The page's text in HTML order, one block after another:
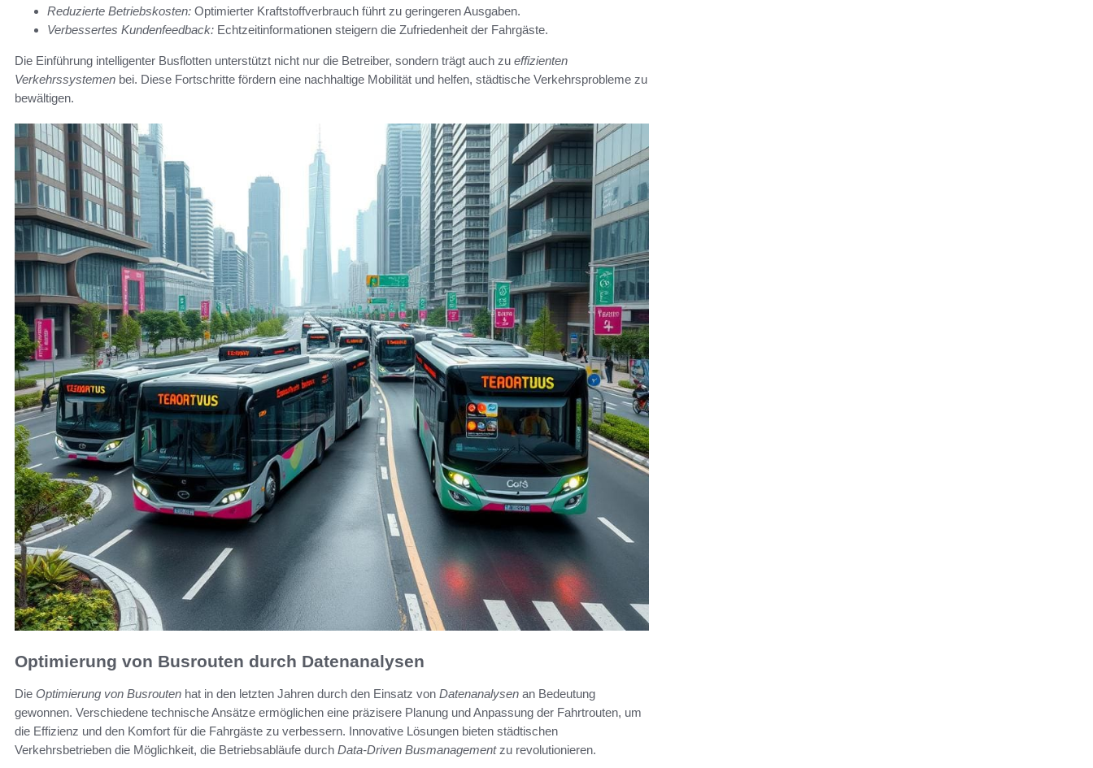
Reduzierte Betriebskosten: Optimierter Kraftstoffverbrauch führt zu geringeren Ausgaben.
Verbessertes Kundenfeedback: Echtzeitinformationen steigern die Zufriedenheit der Fahrgäste.
Die Einführung intelligenter Busflotten unterstützt nicht nur die Betreiber, sondern trägt auch zu effizienten
Verkehrssystemen bei. Diese Fortschritte fördern eine nachhaltige Mobilität und helfen, städtische Verkehrsprobleme zu
bewältigen.
Optimierung von Busrouten durch Datenanalysen
Die Optimierung von Busrouten hat in den letzten Jahren durch den Einsatz von Datenanalysen an Bedeutung
gewonnen. Verschiedene technische Ansätze ermöglichen eine präzisere Planung und Anpassung der Fahrtrouten, um
die Effizienz und den Komfort für die Fahrgäste zu verbessern. Innovative Lösungen bieten städtischen
Verkehrsbetrieben die Möglichkeit, die Betriebsabläufe durch Data-Driven Busmanagementzu revolutionieren.